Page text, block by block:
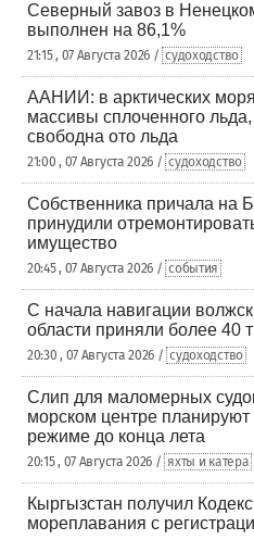
Северный завоз в
выполнен на 86,1%
21:15 , 07 Августа 2026 / судоходство
ААНИИ: в арктических
массивы сплоченного льда,
свободна ото льда
21:00 , 07 Августа 2026 / судоходство
Собственника причала на
принудили
имущество
20:45 , 07 Августа 2026 / события
С начала навигации
области приняли более 40
20:30 , 07 Августа 2026 / судоходство
Слип для маломерных
морском центре планируют
режиме до конца лета
20:15 , 07 Августа 2026 / яхты и катера
Кыргызстан получил
мореплавания с